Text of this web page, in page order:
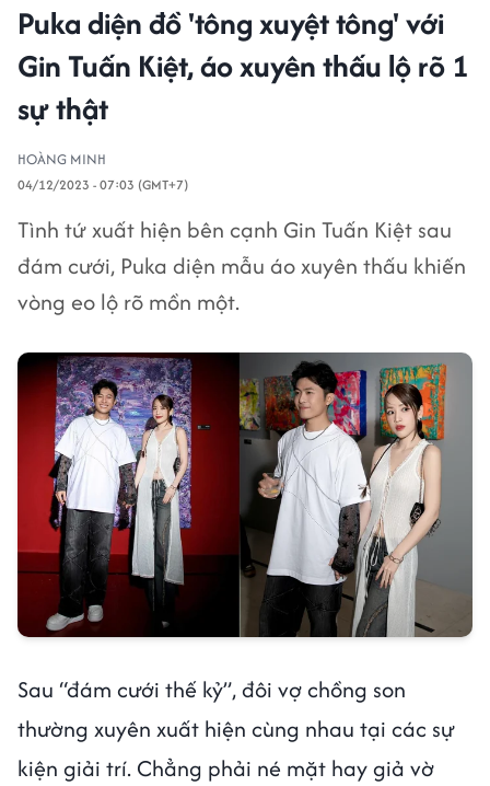
Puka diện đồ 'tông xuyệt tông' với
Gin Tuấn Kiệt, áo xuyên thấu lộ rõ 1
sự thật
HOÀNG MINH
04/12/2023 - 07:03 (GMT+7)
Tình tứ xuất hiện bên cạnh Gin Tuấn Kiệt sau
đám cưới, Puka diện mẫu áo xuyên thấu khiến
vòng eo lộ rõ mồn một.
Sau “đám cưới thế kỷ”, đôi vợ chồng son
thường xuyên xuất hiện cùng nhau tại các sự
kiện giải trí. Chẳng phải né mặt hay giả vờ